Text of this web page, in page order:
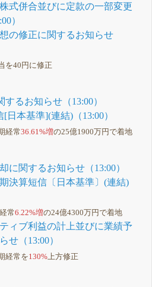
式併合並びに定款の一部変更
）
の修正に関するお知らせ
を40円に修正
るお知らせ（13:00）
日本基準](連結)（13:00）
経常36.61%増の25億1900万円で着地
に関するお知らせ（13:00）
決算短信〔日本基準〕(連結)
常6.22%増の24億4300万円で着地
ィブ利益の計上並びに業績予
せ（13:00）
経常を130%上方修正